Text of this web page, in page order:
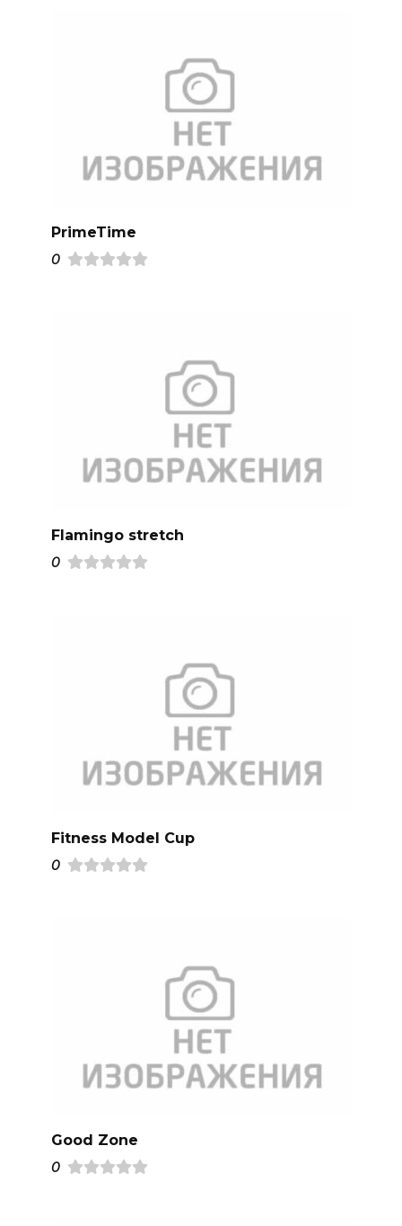
PrimeTime
0
Flamingo stretch
0
Fitness Model Cup
0
Good Zone
0